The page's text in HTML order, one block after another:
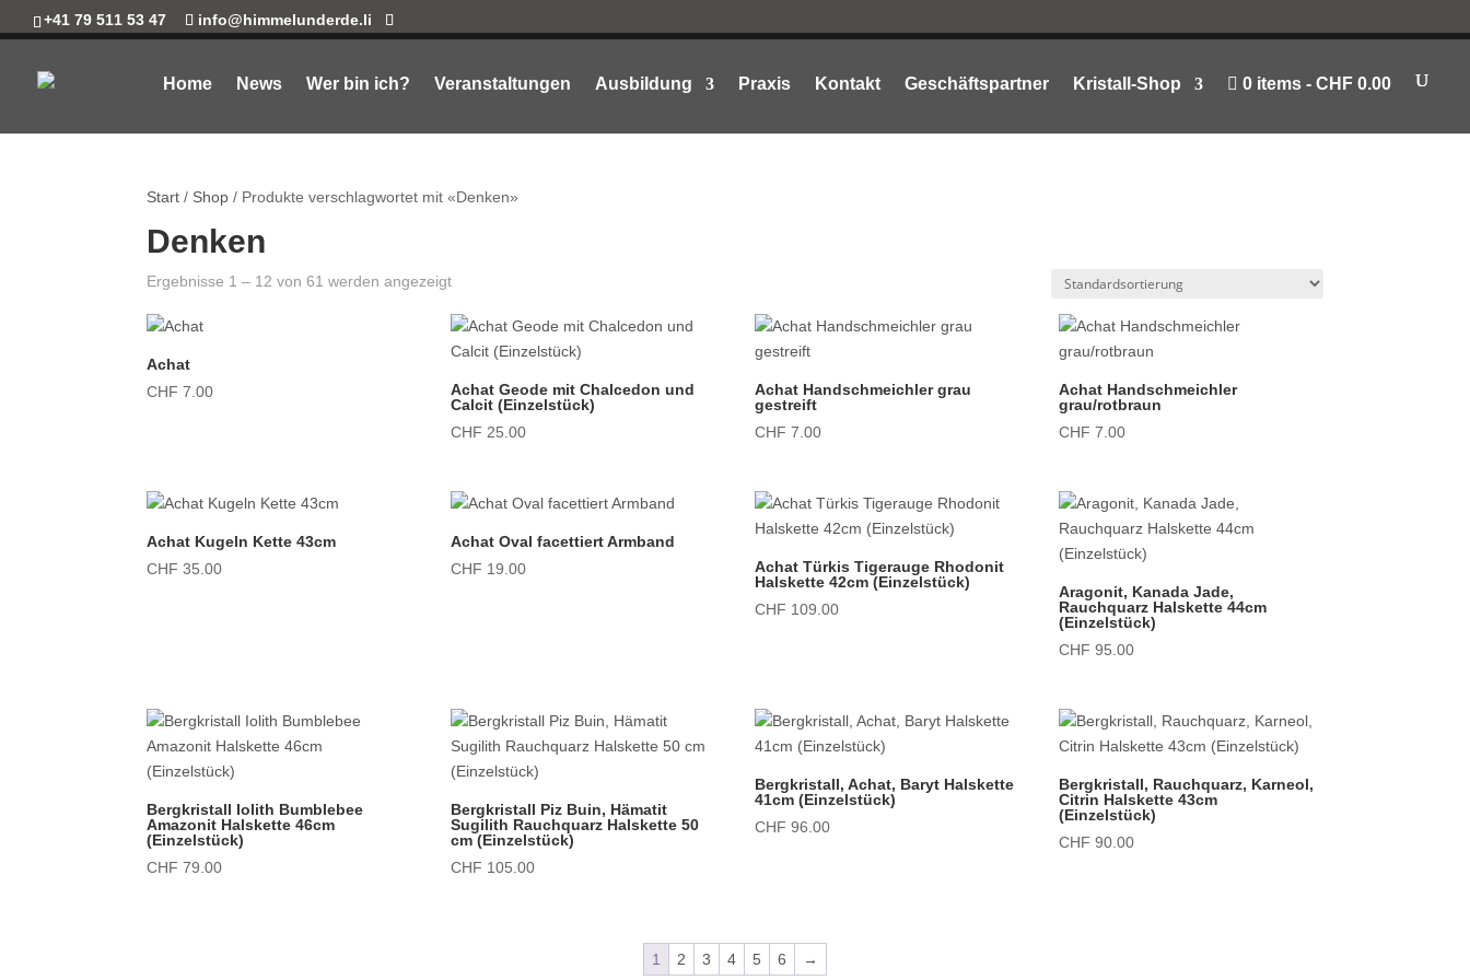
+41 79 511 53 47 info@himmelunderde.li
Home News Wer bin ich? Veranstaltungen Ausbildung Praxis Kontakt Geschäftspartner Kristall-Shop 0 items CHF 0.00
Start / Shop / Produkte verschlagwortet mit «Denken»
Denken
Ergebnisse 1 – 12 von 61 werden angezeigt
Achat
CHF 7.00
Achat Geode mit Chalcedon und
Calcit (Einzelstück)
CHF 25.00
Achat Handschmeichler grau
gestreift
CHF 7.00
Achat Handschmeichler
grau/rotbraun
CHF 7.00
Achat Kugeln Kette 43cm
CHF 35.00
Achat Oval facettiert Armband
CHF 19.00
Achat Türkis Tigerauge Rhodonit
Halskette 42cm (Einzelstück)
CHF 109.00
Aragonit, Kanada Jade,
Rauchquarz Halskette 44cm
(Einzelstück)
CHF 95.00
Bergkristall Iolith Bumblebee
Amazonit Halskette 46cm
(Einzelstück)
CHF 79.00
Bergkristall Piz Buin, Hämatit
Sugilith Rauchquarz Halskette 50
cm (Einzelstück)
CHF 105.00
Bergkristall, Achat, Baryt Halskette
41cm (Einzelstück)
CHF 96.00
Bergkristall, Rauchquarz, Karneol,
Citrin Halskette 43cm
(Einzelstück)
CHF 90.00
1 2 3 4 5 6 →